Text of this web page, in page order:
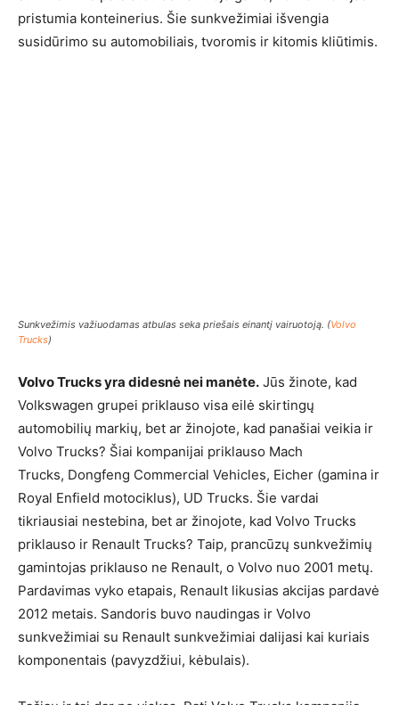
pristumia konteinerius. Šie sunkvežimiai išvengia
susidūrimo su automobiliais, tvoromis ir kitomis kliūtimis.
Sunkvežimis važiuodamas atbulas seka priešais einantį vairuotoją. (Volvo
Trucks)
Volvo Trucks yra didesnė nei manėte. Jūs žinote, kad
Volkswagen grupei priklauso visa eilė skirtingų
automobilių markių, bet ar žinojote, kad panašiai veikia ir
Volvo Trucks? Šiai kompanijai priklauso Mach
Trucks, Dongfeng Commercial Vehicles, Eicher (gamina ir
Royal Enfield motociklus), UD Trucks. Šie vardai
tikriausiai nestebina, bet ar žinojote, kad Volvo Trucks
priklauso ir Renault Trucks? Taip, prancūzų sunkvežimių
gamintojas priklauso ne Renault, o Volvo nuo 2001 metų.
Pardavimas vyko etapais, Renault likusias akcijas pardavė
2012 metais. Sandoris buvo naudingas ir Volvo
sunkvežimiai su Renault sunkvežimiai dalijasi kai kuriais
komponentais (pavyzdžiui, kėbulais).